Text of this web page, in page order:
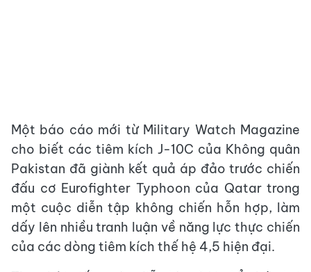
Một báo cáo mới từ Military Watch Magazine
cho biết các tiêm kích J-10C của Không quân
Pakistan đã giành kết quả áp đảo trước chiến
đấu cơ Eurofighter Typhoon của Qatar trong
một cuộc diễn tập không chiến hỗn hợp, làm
dấy lên nhiều tranh luận về năng lực thực chiến
của các dòng tiêm kích thế hệ 4,5 hiện đại.